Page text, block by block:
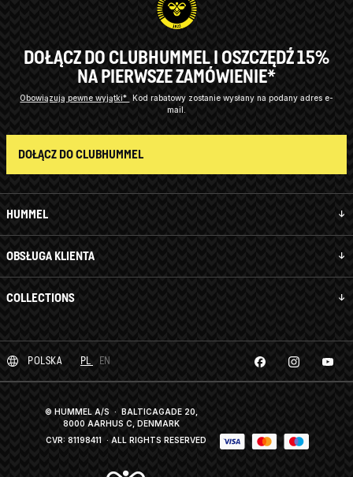
HUMMEL
OBSŁUGA KLIENTA
COLLECTIONS
DOŁĄCZ DO CLUBHUMMEL I OSZCZĘDŹ 15%
NA PIERWSZE ZAMÓWIENIE*
Obowiązują pewne wyjątki*
Kod rabatowy zostanie wysłany na podany adres e-
mail.
DOŁĄCZ DO CLUBHUMMEL
POLSKA PL EN
© HUMMEL A/S · BALTICAGADE 20,
8000 AARHUS C, DENMARK
CVR: 81198411 · ALL RIGHTS RESERVED